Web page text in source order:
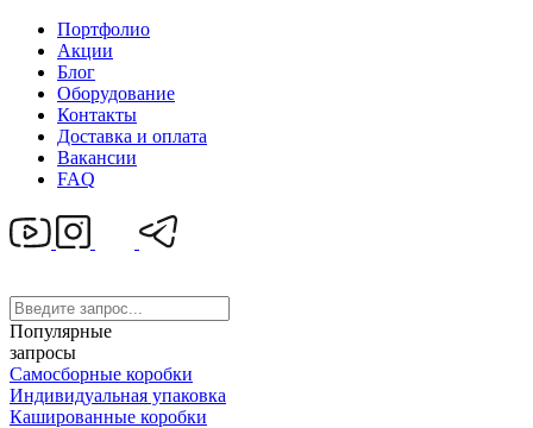
Портфолио
Акции
Блог
Оборудование
Контакты
Доставка и оплата
Вакансии
FAQ
Популярные
запросы
Самосборные коробки
Индивидуальная упаковка
Кашированные коробки